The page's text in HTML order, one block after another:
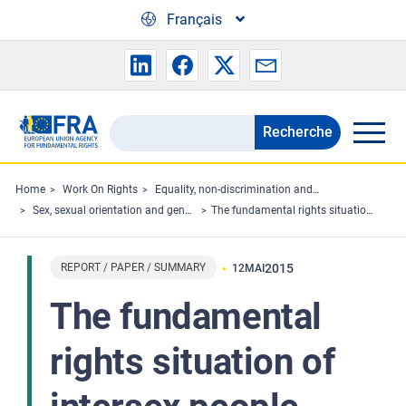
Français
Search
the
FRA
website
Recherche
Home Work On Rights
Equality, non-discrimination and racism
Sex, sexual orientation and gender
The fundamental rights situation of intersex people
REPORT / PAPER / SUMMARY 12MAI 2015
The fundamental
rights situation of